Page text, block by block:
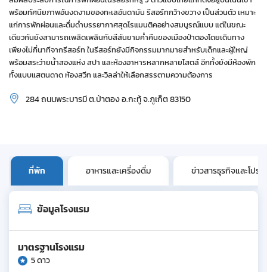
พร้อมทัศนียภาพอันงดงามของทะเลอันดามัน รีสอร์ทกว้างขวาง เป็นส่วนตัว เหมาะ
แก่การพักผ่อนและดื่มด่ำบรรยากาศสุดโรแมนติคอย่างสมบูรณ์แบบ แต่ในขณะ
เดียวกันยังสามารถเพลิดเพลินกับสีสันยามค่ำคืนของเมืองป่าตองโดยเดินทาง
เพียงไม่กี่นาทีจากรีสอร์ท ในรีสอร์ทยังมีกิจกรรมมากมายสำหรับเด็กและผู้ใหญ่
พร้อมสระว่ายน้ำสองแห่ง สปา และห้องอาหารหลากหลายไสตล์ อีกทั้งยังมีห้องพัก
ทั้งแบบแสตนดาด ห้องสวีท และวิลล่าให้เลือกสรรตามความต้องการ
284 ถนนพระบารมี ต.ป่าตอง อ.กะทู้ จ.ภูเก็ต 83150
ที่พัก อาหารและเครื่องดื่ม ข่าวสารธุรกิจและโปรโ
ข้อมูลโรงแรม
มาตรฐานโรงแรม
5 ดาว